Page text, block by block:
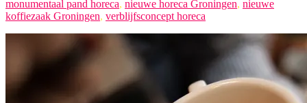
monumentaal pand horeca, nieuwe horeca Groningen, nieuwe
koffiezaak Groningen, verblijfsconcept horeca